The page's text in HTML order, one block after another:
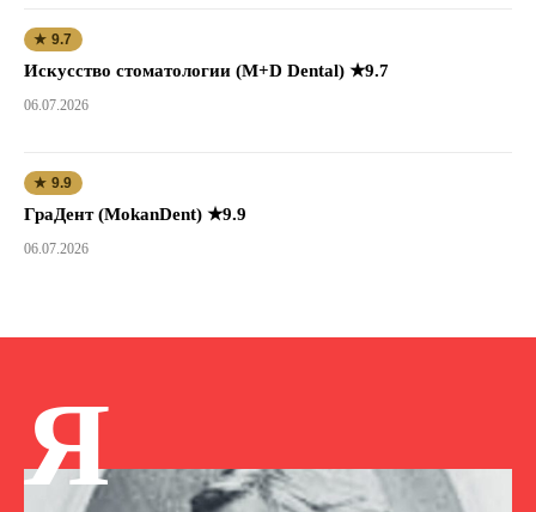
★ 9.7
Искусство стоматологии (M+D Dental) ★9.7
06.07.2026
★ 9.9
ГраДент (MokanDent) ★9.9
06.07.2026
Я